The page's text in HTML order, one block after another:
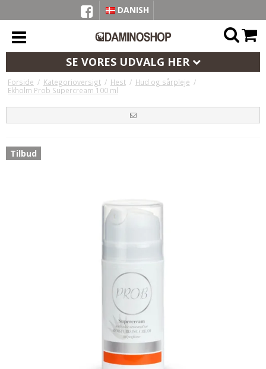
DANISH
SE VORES UDVALG HER
Forside / Kategorioversigt / Hest / Hud og sårpleje /
Ekholm Prob Supercream 100 ml
Tilbud